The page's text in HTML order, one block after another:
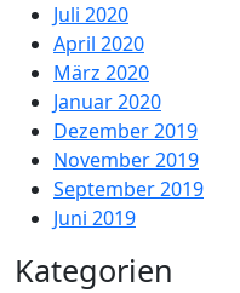
Juli 2020
April 2020
März 2020
Januar 2020
Dezember 2019
November 2019
September 2019
Juni 2019
Kategorien